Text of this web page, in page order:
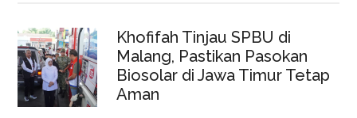
Khofifah Tinjau SPBU di
Malang, Pastikan Pasokan
Biosolar di Jawa Timur Tetap
Aman